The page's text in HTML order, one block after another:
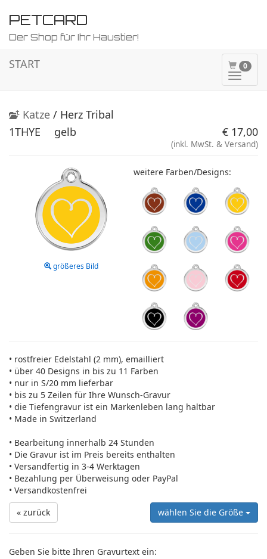
PETCARD
Der Shop für Ihr Haustier!
0
ein-/
START
Katze / Herz Tribal
1THYE
gelb € 17,00
(inkl. MwSt. & Versand)
größeres Bild
weitere Farben/Designs:
• rostfreier Edelstahl (2 mm), emailliert
• über 40 Designs in bis zu 11 Farben
• nur in S/20 mm lieferbar
• bis zu 5 Zeilen für Ihre Wunsch-Gravur
• die Tiefengravur ist ein Markenleben lang haltbar
• Made in Switzerland
• Bearbeitung innerhalb 24 Stunden
• Die Gravur ist im Preis bereits enthalten
• Versandfertig in 3-4 Werktagen
• Bezahlung per Überweisung oder PayPal
• Versandkostenfrei
« zurück
wählen Sie die Größe
Geben Sie bitte Ihren Gravurtext ein: